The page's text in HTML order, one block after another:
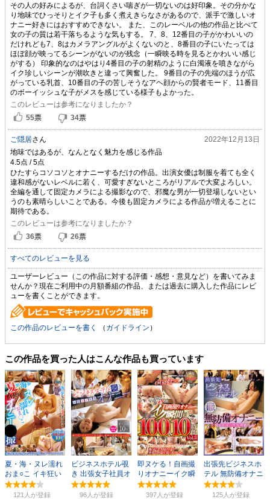
その人の好みによるが、台詞くさい喘ぎが一切ないのは好印象。その分かな
り地味でひっそりとイク子も多く煮えきらなさがあるので、派手で激しいオ
ナニー好きにはおすすめできない。 また、このレーベルの他の作品と比べて
女の子の質は若干落ちるような気もする。 7、8、12番目の子がかわいいの
だけれども7、8はカメラアングルがよくないのと、8番目の子にいたっては
ほぼ顔が映ってるシーンがないのが残念（一瞬映る時を見るとかわいい感じ
がする） 印象的なのはやはり4番目の子の射精のように白濁液を噴きながら
イク珍しいシーンが潮吹きと違って興奮した。 9番目の子の先端のほうが広
がっている乳首、10番目の子の苦しそうなアヘ顔からの賢者モード、11番目
のボーイッシュな子がメスを感じている様子もよかった。
このレビューは参考になりましたか？
55票 34票
ご隠居さん
2022年12月13日
地味ではあるが、なんとなく魅力を感じる作品
ひたすらコソコソとオナニーするだけの作品。出演女優は制服を着ても全く
違和感がないレベルに若く、可愛すぎないところがリアルで大変よろしい。
全編を通して固定カメラによる撮影なので、邪魔な男が一切登場しないとい
うのも素晴らしいことである。今後も固定カメラによる作品が増えることに
期待である。
このレビューは参考になりましたか？
36票 26票
すべてのレビューを見る
ユーザーレビュー（この作品に対する評価・感想・意見など）を書いてみま
せんか？現在ご利用中の月額番組の作品、または過去に購入した作品にレビ
ューを書くことができます。
この作品のレビューを書く （ ガイドライン ）
この作品を買った人はこんな作品も買っています
夏・海・ヌレ濡れ
おま○こ イキ狂い
オナニー●撮
121人
ビジネスホテル覗
き 出張女子社員オ
ナニー
96人
即ヌケる！自画撮
りオナニーイク瞬
間集100人10時間
397人
出張先ビジネスホ
テル 無防備オナニ
ー
125人